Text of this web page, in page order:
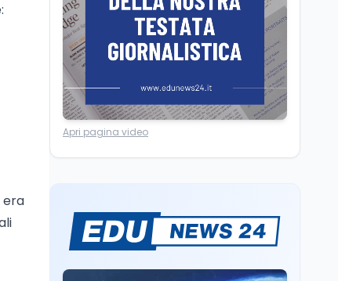
era
4.150 euro
Cultura6 ago
Spesa culturale in
Lombardia da record,
Lavoro7 ago
Fondo perduto: cosa
Un secolo di Warburg: il
farmaco anti-tumore
Apri pagina video